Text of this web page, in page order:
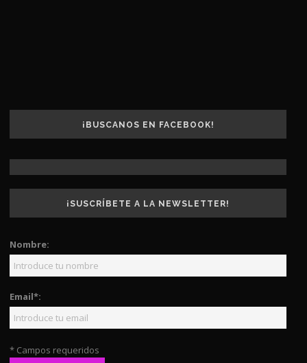
¡BUSCANOS EN FACEBOOK!
¡SUSCRÍBETE A LA NEWSLETTER!
Nombre:
Email*:
* Campos requeridos